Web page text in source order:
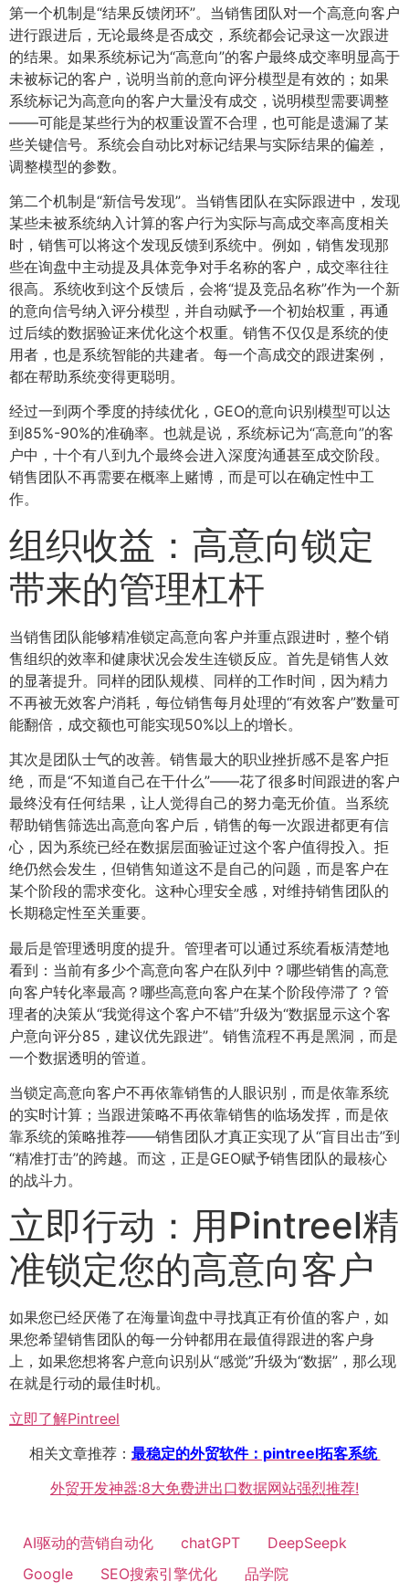
第一个机制是“结果反馈闭环”。当销售团队对一个高意向客户
进行跟进后，无论最终是否成交，系统都会记录这一次跟进
的结果。如果系统标记为“高意向”的客户最终成交率明显高于
未被标记的客户，说明当前的意向评分模型是有效的；如果
系统标记为高意向的客户大量没有成交，说明模型需要调整
——可能是某些行为的权重设置不合理，也可能是遗漏了某
些关键信号。系统会自动比对标记结果与实际结果的偏差，
调整模型的参数。
第二个机制是“新信号发现”。当销售团队在实际跟进中，发现
某些未被系统纳入计算的客户行为实际与高成交率高度相关
时，销售可以将这个发现反馈到系统中。例如，销售发现那
些在询盘中主动提及具体竞争对手名称的客户，成交率往往
很高。系统收到这个反馈后，会将“提及竞品名称”作为一个新
的意向信号纳入评分模型，并自动赋予一个初始权重，再通
过后续的数据验证来优化这个权重。销售不仅仅是系统的使
用者，也是系统智能的共建者。每一个高成交的跟进案例，
都在帮助系统变得更聪明。
经过一到两个季度的持续优化，GEO的意向识别模型可以达
到85%-90%的准确率。也就是说，系统标记为“高意向”的客
户中，十个有八到九个最终会进入深度沟通甚至成交阶段。
销售团队不再需要在概率上赌博，而是可以在确定性中工
作。
组织收益：高意向锁定
带来的管理杠杆
当销售团队能够精准锁定高意向客户并重点跟进时，整个销
售组织的效率和健康状况会发生连锁反应。首先是销售人效
的显著提升。同样的团队规模、同样的工作时间，因为精力
不再被无效客户消耗，每位销售每月处理的“有效客户”数量可
能翻倍，成交额也可能实现50%以上的增长。
其次是团队士气的改善。销售最大的职业挫折感不是客户拒
绝，而是“不知道自己在干什么”——花了很多时间跟进的客户
最终没有任何结果，让人觉得自己的努力毫无价值。当系统
帮助销售筛选出高意向客户后，销售的每一次跟进都更有信
心，因为系统已经在数据层面验证过这个客户值得投入。拒
绝仍然会发生，但销售知道这不是自己的问题，而是客户在
某个阶段的需求变化。这种心理安全感，对维持销售团队的
长期稳定性至关重要。
最后是管理透明度的提升。管理者可以通过系统看板清楚地
看到：当前有多少个高意向客户在队列中？哪些销售的高意
向客户转化率最高？哪些高意向客户在某个阶段停滞了？管
理者的决策从“我觉得这个客户不错”升级为“数据显示这个客
户意向评分85，建议优先跟进”。销售流程不再是黑洞，而是
一个数据透明的管道。
当锁定高意向客户不再依靠销售的人眼识别，而是依靠系统
的实时计算；当跟进策略不再依靠销售的临场发挥，而是依
靠系统的策略推荐——销售团队才真正实现了从“盲目出击”到
“精准打击”的跨越。而这，正是GEO赋予销售团队的最核心
的战斗力。
立即行动：用Pintreel精
准锁定您的高意向客户
如果您已经厌倦了在海量询盘中寻找真正有价值的客户，如
果您希望销售团队的每一分钟都用在最值得跟进的客户身
上，如果您想将客户意向识别从“感觉”升级为“数据”，那么现
在就是行动的最佳时机。
立即了解Pintreel
相关文章推荐： 最稳定的外贸软件：pintreel拓客系统
外贸开发神器:8大免费进出口数据网站强烈推荐!
AI驱动的营销自动化 chatGPT
DeepSeepk
Google
SEO搜索引擎优化 品学院